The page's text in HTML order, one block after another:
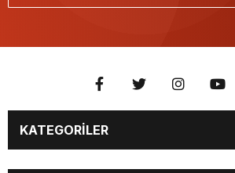
KATEGORİLER
EĞİTİM EKONOMİ